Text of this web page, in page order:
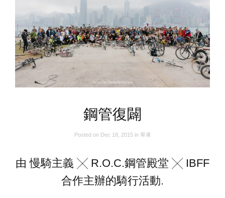
鋼管復闢
Posted on Dec 18, 2015 in 單車
由 慢騎主義 ╳ R.O.C.鋼管殿堂 ╳ IBFF
合作主辦的騎行活動.